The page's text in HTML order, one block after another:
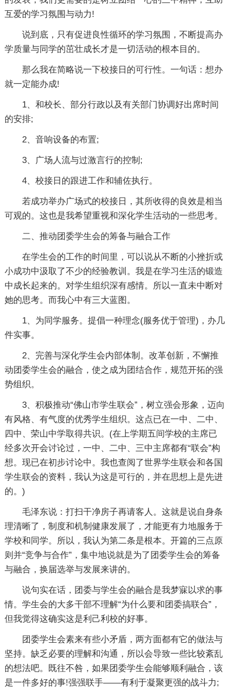
互爱的学习氛围与动力!
说到底，只有促进良性循环的学习氛围，不断提高办
学质量与同学的茁壮成长才是一切活动的根本目的。
那么我在简略说一下校接日的可行性。一句话：想办
就一定能办成!
1、和校长、部分行政以及有关部门协调好出席时间
的安排;
2、音响设备的布置;
3、广场人流与过激言行的控制;
4、校接日的跟进工作和辅佐执行。
若成功举办广场式的校接日，其所收得的良效是相当
可观的。这也是我希望重视和深化学生活动的一些思考。
二、推动团委学生会的筹备与融合工作
在学生会的工作的时间里，可以说从不断的小挫折或
小成功中汲取了不少的经验教训。我是在学习生活的锻造
中成长起来的。对学生组织深有感情。所以一直未中断对
她的思考。而我心中有三大蓝图。
1、为同学服务。提倡一种理念(服务优于管理)，办几
件实事。
2、完善与深化学生会内部体制。改革创新，不懈推
动团委学生会的融合，使之成为团结合作，规范开拓的强
势组织。
3、积极推动“佛山市学生联会”，树立强会形象，迈向
有风格、有气度的优秀学生组织。这点已在一中、二中、
四中、荣山中学取得共识。(在上学期五间学校的主席已
经多次开会讨论过，一中、二中、三中主席都有“联会”构
想。现已在初步讨论中。我也查阅了世界学生联会和各国
学生联会的资料，我认为这是可行的，并在思想上是先进
的。)
毛泽东说：打扫干净房子再请客人。这就是说自身条
理清晰了，制度和机制健康发展了，才能更有力地服务于
学校和同学。所以，我认为第二条是根本。开篇的三点原
则并“竞争与合作”，集中地说就是为了团委学生会的筹备
与融合，换届选举与发展来讲的。
说句实在话，团委与学生会的融合是我梦寐以求的事
情。学生会的大多干部不理解“为什么要和团委搞联合”，
但我觉得这确实这是利己利校的好事。
团委学生会素来有些小矛盾，两方面都有它的做法与
坚持。缺乏必要的理解和沟通，所以会导致一些比较紊乱
的想法吧。既往不咎，如果团委学生会能够顺利融合，该
是一件多好的事!强强联手――有利于凝聚更强的战斗力;